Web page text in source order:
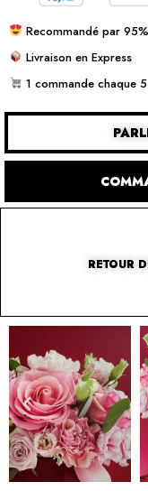
Recommandé par
Livraison en Express
1 commande chaque
RETOUR